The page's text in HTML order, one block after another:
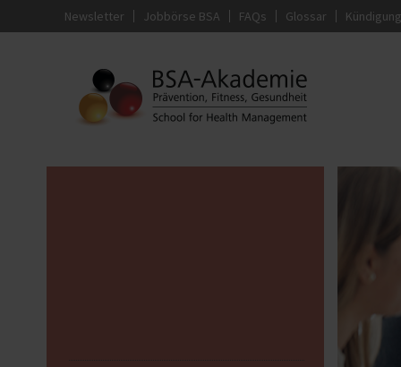
Newsletter Jobbörse BSA FAQs Glossar Kündigung